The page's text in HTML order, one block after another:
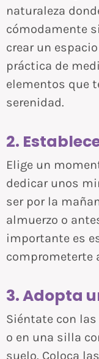
naturaleza
cómodamente
crear un
práctica de
elementos que
serenidad.
2.
Elige un
dedicar unos
ser por la
almuerzo o
importante es
comprometerte
3. Adopta
Siéntate con
o en una silla
suelo. Coloca